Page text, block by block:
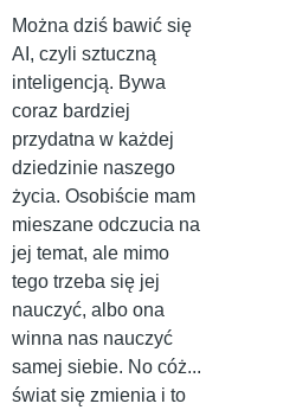
Można dziś bawić się
AI, czyli sztuczną
inteligencją. Bywa
coraz bardziej
przydatna w każdej
dziedzinie naszego
życia. Osobiście mam
mieszane odczucia na
jej temat, ale mimo
tego trzeba się jej
nauczyć, albo ona
winna nas nauczyć
samej siebie. No cóż...
świat się zmienia i to